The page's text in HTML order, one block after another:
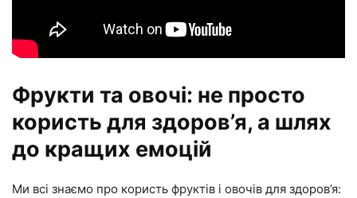
Фрукти та овочі: не просто
користь для здоров’я, а шлях
до кращих емоцій
Ми всі знаємо про користь фруктів і овочів для здоров’я: